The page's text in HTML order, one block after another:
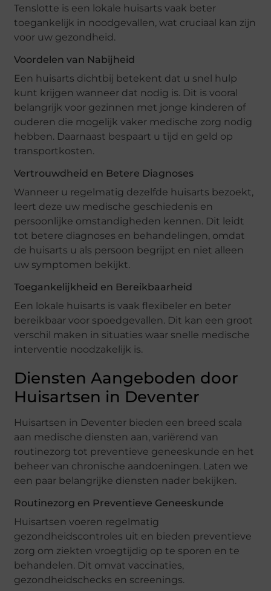
Tenslotte is een lokale huisarts vaak beter
toegankelijk in noodgevallen, wat cruciaal kan zijn
voor uw gezondheid.
Voordelen van Nabijheid
Een huisarts dichtbij betekent dat u snel hulp
kunt krijgen wanneer dat nodig is. Dit is vooral
belangrijk voor gezinnen met jonge kinderen of
ouderen die mogelijk vaker medische zorg nodig
hebben. Daarnaast bespaart u tijd en geld op
transportkosten.
Vertrouwdheid en Betere Diagnoses
Wanneer u regelmatig dezelfde huisarts bezoekt,
leert deze uw medische geschiedenis en
persoonlijke omstandigheden kennen. Dit leidt
tot betere diagnoses en behandelingen, omdat
de huisarts u als persoon begrijpt en niet alleen
uw symptomen bekijkt.
Toegankelijkheid en Bereikbaarheid
Een lokale huisarts is vaak flexibeler en beter
bereikbaar voor spoedgevallen. Dit kan een groot
verschil maken in situaties waar snelle medische
interventie noodzakelijk is.
Diensten Aangeboden door
Huisartsen in Deventer
Huisartsen in Deventer bieden een breed scala
aan medische diensten aan, variërend van
routinezorg tot preventieve geneeskunde en het
beheer van chronische aandoeningen. Laten we
een paar belangrijke diensten nader bekijken.
Routinezorg en Preventieve Geneeskunde
Huisartsen voeren regelmatig
gezondheidscontroles uit en bieden preventieve
zorg om ziekten vroegtijdig op te sporen en te
behandelen. Dit omvat vaccinaties,
gezondheidschecks en screenings.